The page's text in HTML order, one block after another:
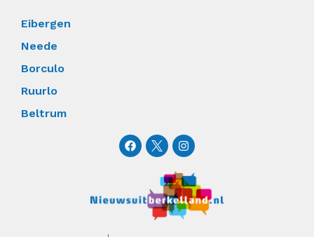
Eibergen
Neede
Borculo
Ruurlo
Beltrum
F
a
o
o
I
n
t
a
g
r
a